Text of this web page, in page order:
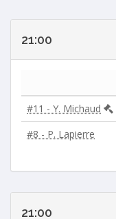
21:00
#11 - Y. Michaud
#8 - P. Lapierre
21:00